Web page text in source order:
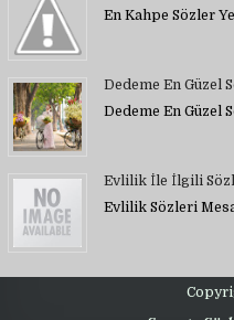
En Kahpe Sözler
Dedeme En Güzel
Dedeme En Güzel
Evlilik İle İlgili
Evlilik Sözleri